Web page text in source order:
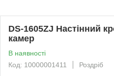
DS-1605ZJ Настінний
камер
В наявності
Код: 10000001411
Роздріб